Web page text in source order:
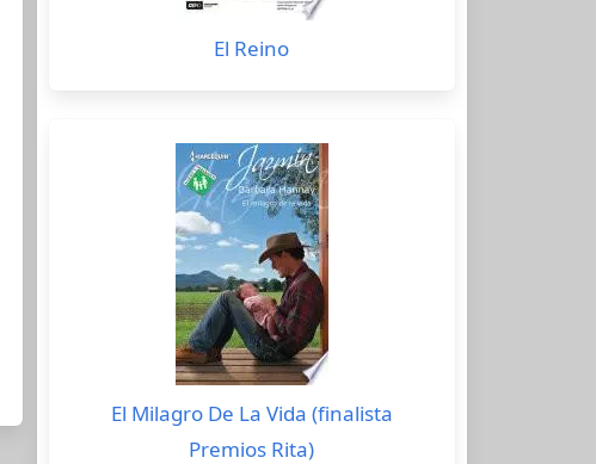
El Reino
El Milagro De La Vida (finalista
Premios Rita)